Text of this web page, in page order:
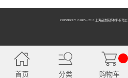
SPC-050
COPYRIGHT ©2005 - 2013 上海品逸装饰材料有限公
首页 分类 购物车